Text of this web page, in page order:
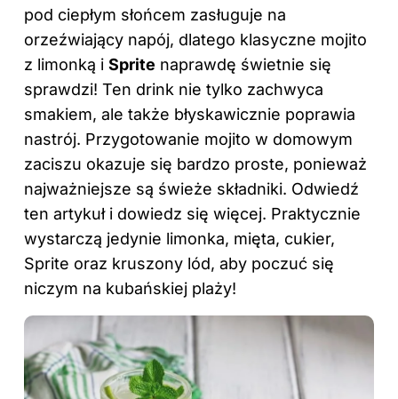
pod ciepłym słońcem zasługuje na
orzeźwiający napój, dlatego klasyczne mojito
z limonką i Sprite naprawdę świetnie się
sprawdzi! Ten drink nie tylko zachwyca
smakiem, ale także błyskawicznie poprawia
nastrój. Przygotowanie mojito w domowym
zaciszu okazuje się bardzo proste, ponieważ
najważniejsze są świeże składniki. Odwiedź
ten artykułi dowiedz się więcej. Praktycznie
wystarczą jedynie limonka, mięta, cukier,
Sprite oraz kruszony lód, aby poczuć się
niczym na kubańskiej plaży!